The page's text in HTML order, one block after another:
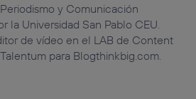
y Comunicación
la Universidad San Pablo CEU.
de vídeo en el LAB de Content
para Blogthinkbig.com.